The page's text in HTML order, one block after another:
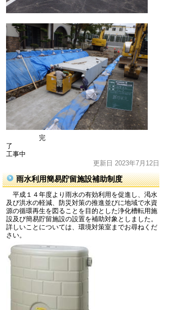
完
了
工事中
更新日 2023年7月12日
雨水利用簡易貯留施設補助制度
平成１４年度より雨水の有効利用を促進し、渇水
及び洪水の軽減、防災対策の推進並びに地域で水資
源の循環再生を図ることを目的とした浄化槽転用施
設及び簡易貯留施設の設置を補助対象としました。
詳しいことについては、環境対策室までお尋ねくだ
さい。